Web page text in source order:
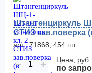
Штангенциркуль
СТИЗ зав.поверка
арт.: 71868, 454 шт.
− + Цена, руб.:
по